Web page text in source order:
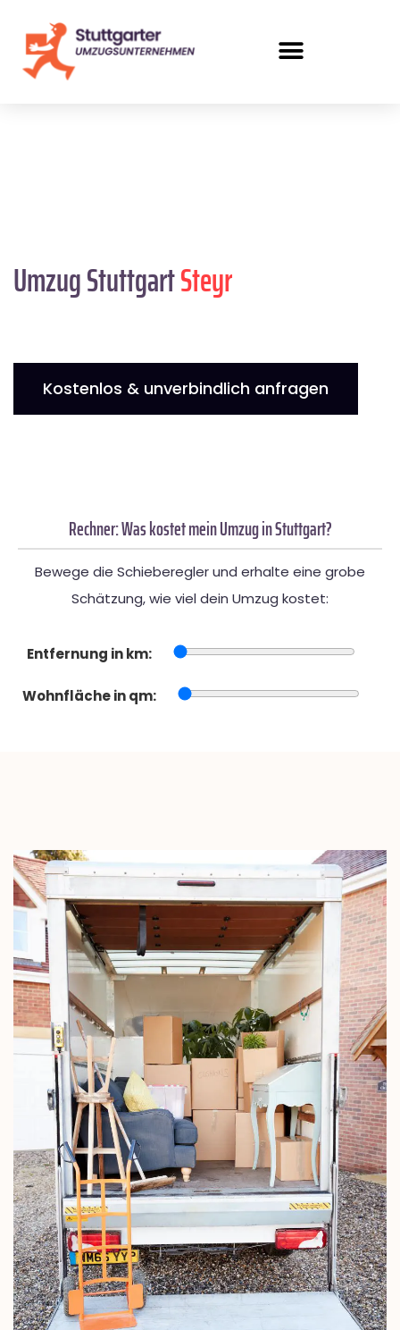
Umzug StuttgartSteyr
Kostenlos & unverbindlich anfragen
Rechner: Was kostet mein Umzug in Stuttgart?
Bewege die Schieberegler und erhalte eine grobe
Schätzung, wie viel dein Umzug kostet:
Entfernung in km:
Wohnfläche in qm: